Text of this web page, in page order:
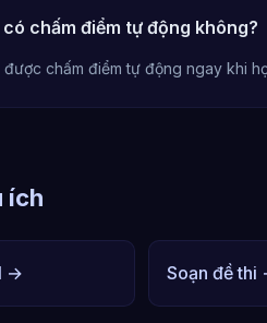
chấm điểm tự động không?
chấm điểm tự động ngay khi
ích
→ Soạn đề thi